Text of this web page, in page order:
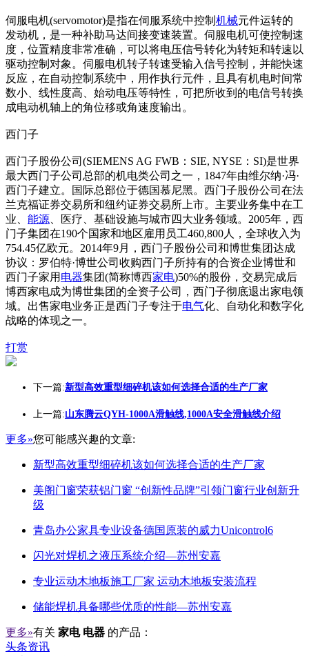
伺服电机(servomotor)是指在伺服系统中控制 机械元件运转的
发动机，是一种补助马达间接变速装置。伺服电机可使控制速
度，位置精度非常准确，可以将电压信号转化为转矩和转速以
驱动控制对象。伺服电机转子转速受输入信号控制，并能快速
反应，在自动控制系统中，用作执行元件，且具有机电时间常
数小、线性度高、始动电压等特性，可把所收到的电信号转换
成电动机轴上的角位移或角速度输出。
西门子
西门子股份公司(SIEMENS AG FWB：SIE, NYSE：SI)是世界
最大西门子公司总部的机电类公司之一，1847年由维尔纳·冯·
西门子建立。国际总部位于德国慕尼黑。西门子股份公司在法
兰克福证券交易所和纽约证券交易所上市。主要业务集中在工
业、 能源 、医疗、基础设施与城市四大业务领域。2005年，西
门子集团在190个国家和地区雇用员工460,800人，全球收入为
754.45亿欧元。2014年9月，西门子股份公司和博世集团达成
协议：罗伯特·博世公司收购西门子所持有的合资企业博世和
西门子家用 电器集团(简称博西家电)50%的股份，交易完成后
博西家电成为博世集团的全资子公司，西门子彻底退出家电领
域。出售家电业务正是西门子专注于电气化、自动化和数字化
战略的体现之一。
打赏
下一篇:新型高效重型细碎机该如何选择合适的生产厂家
上一篇:山东腾云QYH-1000A滑触线,1000A安全滑触线介绍
更多»您可能感兴趣的文章:
新型高效重型细碎机该如何选择合适的生产厂家
美阁门窗荣获铝门窗 “创新性品牌”引领门窗行业创新升
级
青岛办公家具专业设备德国原装的威力Unicontrol6
闪光对焊机之液压系统介绍—苏州安嘉
专业运动木地板施工厂家 运动木地板安装流程
储能焊机具备哪些优质的性能—苏州安嘉
更多»有关 家电 电器 的产品：
头条资讯